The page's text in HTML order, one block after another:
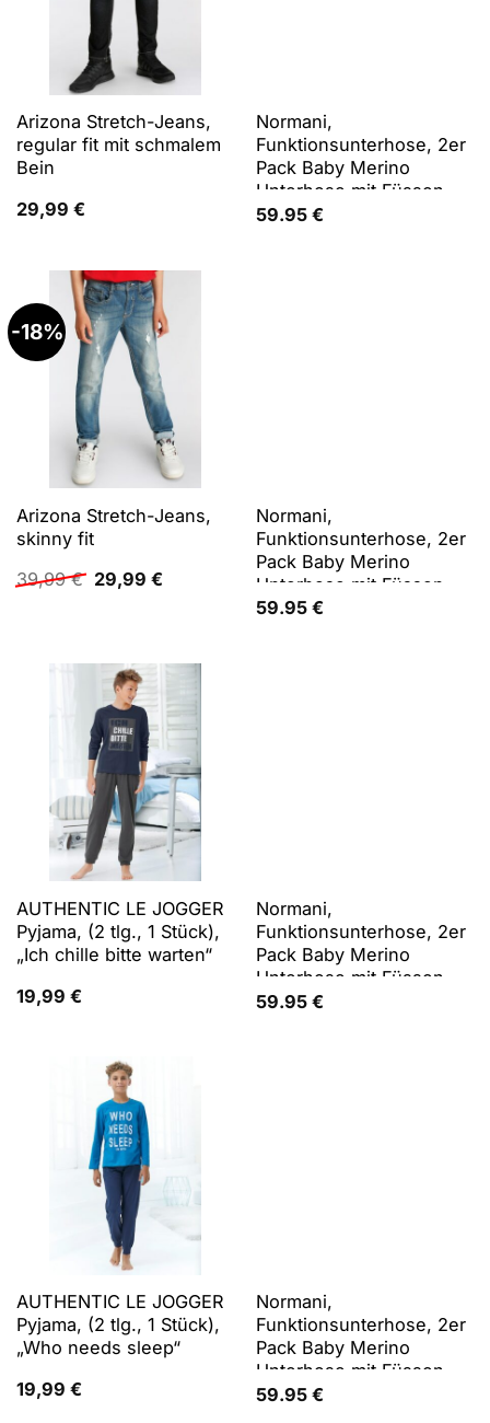
Arizona Stretch-Jeans,
regular fit mit schmalem
Bein
29,99 €
Normani,
Funktionsunterhose, 2er
Pack Baby Merino
Unterhose mit Füssen -
9539 (80), Beige, Grün,
59.95 €
-18%
Arizona Stretch-Jeans,
skinny fit
39,99€ Ursprünglicher
Preis
29,99 €Aktueller
Normani,
Funktionsunterhose, 2er
Pack Baby Merino
Unterhose mit Füssen -
9539 (56, 92, 98), Beige,
59.95 €
AUTHENTIC LE JOGGER
Pyjama, (2 tlg., 1 Stück),
„Ich chille bitte warten“
19,99 €
Normani,
Funktionsunterhose, 2er
Pack Baby Merino
Unterhose mit Füssen -
9539 (68), Beige, Grün,
59.95 €
AUTHENTIC LE JOGGER
Pyjama, (2 tlg., 1 Stück),
„Who needs sleep“
19,99 €
Normani,
Funktionsunterhose, 2er
Pack Baby Merino
Unterhose mit Füssen -
9539 (74), Beige, Grün,
59.95 €